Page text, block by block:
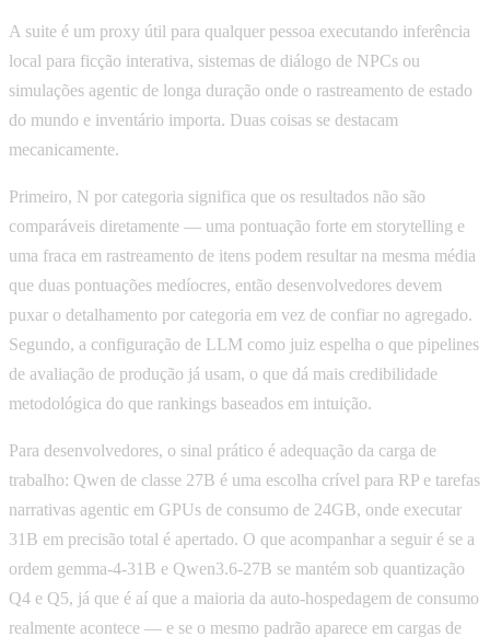
A suite é um proxy útil para qualquer pessoa executando inferência
local para ficção interativa, sistemas de diálogo de NPCs ou
simulações agentic de longa duração onde o rastreamento de estado
do mundo e inventário importa. Duas coisas se destacam
mecanicamente.
Primeiro, N por categoria significa que os resultados não são
comparáveis diretamente — uma pontuação forte em storytelling e
uma fraca em rastreamento de itens podem resultar na mesma média
que duas pontuações medíocres, então desenvolvedores devem
puxar o detalhamento por categoria em vez de confiar no agregado.
Segundo, a configuração de LLM como juiz espelha o que pipelines
de avaliação de produção já usam, o que dá mais credibilidade
metodológica do que rankings baseados em intuição.
Para desenvolvedores, o sinal prático é adequação da carga de
trabalho: Qwen de classe 27B é uma escolha crível para RP e tarefas
narrativas agentic em GPUs de consumo de 24GB, onde executar
31B em precisão total é apertado. O que acompanhar a seguir é se a
ordem gemma-4-31B e Qwen3.6-27B se mantém sob quantização
Q4 e Q5, já que é aí que a maioria da auto-hospedagem de consumo
realmente acontece — e se o mesmo padrão aparece em cargas de